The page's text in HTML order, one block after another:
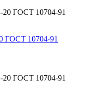
ГОСТ 10704-91